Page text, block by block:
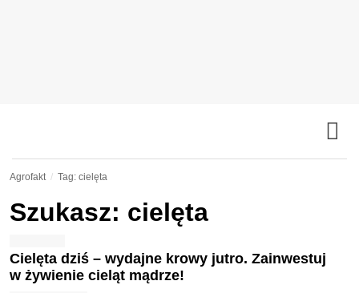
Agrofakt Tag: cielęta
Szukasz: cielęta
Cielęta dziś – wydajne krowy jutro. Zainwestuj
w żywienie cieląt mądrze!